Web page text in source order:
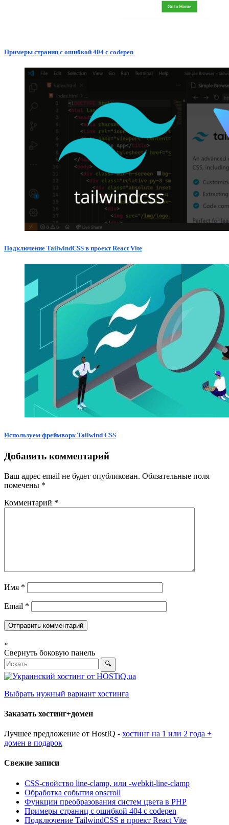
Примеры страниц с ошибкой 404 с codepen
Подключение TailwindCSS в проект React Vite
Используем фреймворк Tailwind CSS
Добавить комментарий
Ваш адрес email не будет опубликован. Обязательные поля
помечены *
Комментарий *
Имя *
Email *
»
Свернуть боковую панель
🔍
Выбрать нужный вариант хостинга
Заказать хостинг+домен
Лучшее предложение от HostIQ - хостинг на 1 или 2 года +
домен в подарок
Свежие записи
CSS-свойство line-clamp, или -webkit-line-clamp
Обработка события onscroll
Функции преобразования систем цвета в PHP
Примеры страниц с ошибкой 404 с codepen
Подключение TailwindCSS в проект React Vite